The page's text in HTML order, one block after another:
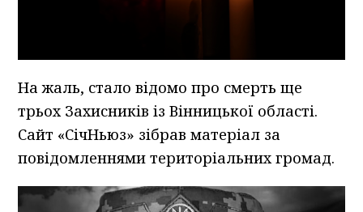
На жаль, стало відомо про смерть ще
трьох Захисників із Вінницької області.
Сайт «СічНьюз» зібрав матеріал за
повідомленнями територіальних громад.